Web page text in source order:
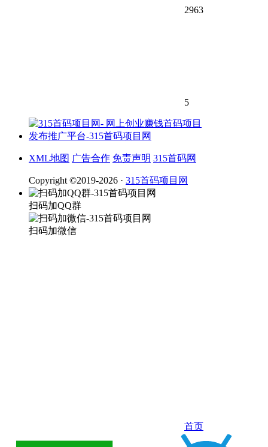
2963
5
XML地图 广告合作 免责声明 315首码网
Copyright ©2019-2026 · 315首码项目网
扫码加QQ群
扫码加微信
首页